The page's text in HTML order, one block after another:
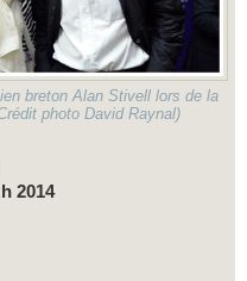
breton Alan Stivell lors de la
photo David Raynal)
2014